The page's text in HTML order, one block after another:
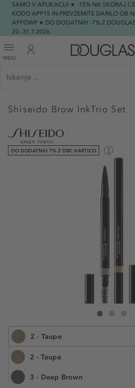
SAMO V APLIKACIJI ★ -15% NA SKORAJ
KODO APP15 IN PREVZEMITE DARILO OB
APPGWP ★ DO DODATNIH -7% Z
20.-31.7.2026.
MENI
Shiseido Brow InkTrio Set
DO DODATNIH 7% Z DBC KARTICO
Shiseido Brow
2 - Taupe
2 - Taupe
3 - Deep Brown